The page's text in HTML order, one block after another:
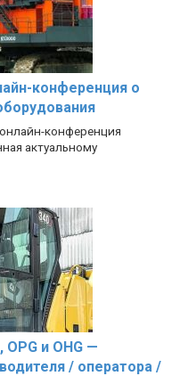
конференция о
конференция
актуальному
OPG и OHG —
/ оператора /